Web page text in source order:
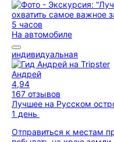
5 часов
На автомобиле
индивидуальная
Андрей
4,94
167 отзывов
Лучшее на Русском
1 день
Отправиться к местам